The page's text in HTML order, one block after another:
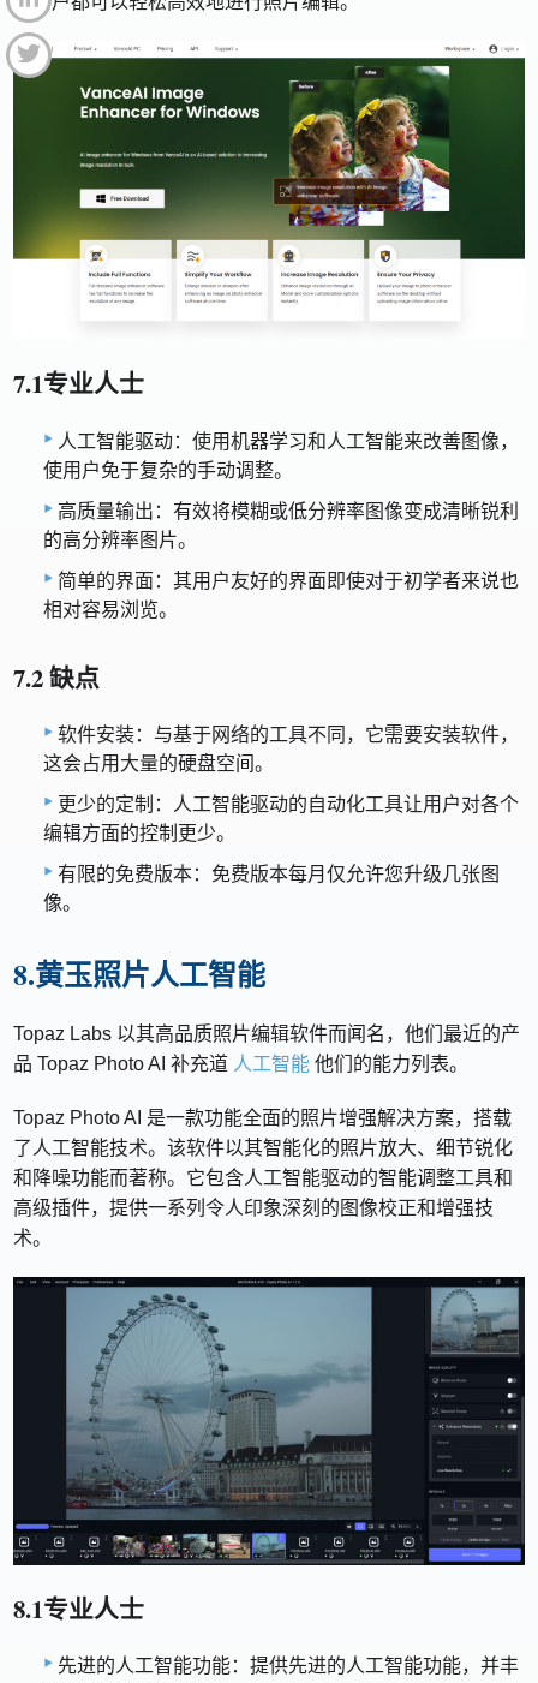
7.1专业人士
人工智能驱动：使用机器学习和人工智能来改善图像，
使用户免于复杂的手动调整。
高质量输出：有效将模糊或低分辨率图像变成清晰锐利
的高分辨率图片。
简单的界面：其用户友好的界面即使对于初学者来说也
相对容易浏览。
7.2 缺点
软件安装：与基于网络的工具不同，它需要安装软件，
这会占用大量的硬盘空间。
更少的定制：人工智能驱动的自动化工具让用户对各个
编辑方面的控制更少。
有限的免费版本：免费版本每月仅允许您升级几张图
像。
8.黄玉照片人工智能
Topaz Labs 以其高品质照片编辑软件而闻名，他们最近的产
品 Topaz Photo AI 补充道 人工智能 他们的能力列表。
Topaz Photo AI 是一款功能全面的照片增强解决方案，搭载
了人工智能技术。该软件以其智能化的照片放大、细节锐化
和降噪功能而著称。它包含人工智能驱动的智能调整工具和
高级插件，提供一系列令人印象深刻的图像校正和增强技
术。
8.1专业人士
先进的人工智能功能：提供先进的人工智能功能，并丰